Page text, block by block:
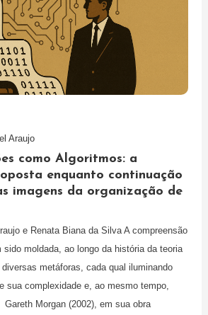
Araujo
como Algoritmos: a
enquanto continuação
imagens da organização de
e Renata Biana da Silva A compreensão
moldada, ao longo da história da teoria
metáforas, cada qual iluminando
sua complexidade e, ao mesmo tempo,
Morgan (2002), em sua obra